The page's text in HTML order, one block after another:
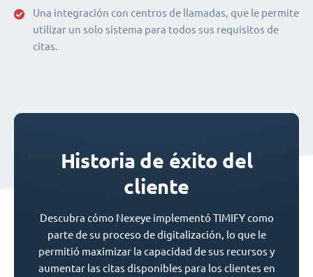
Una integración con centros de llamadas, que le permite
utilizar un solo sistema para todos sus requisitos de
citas.
Historia de éxito del
cliente
Descubra cómo Nexeye implementó TIMIFY como
parte de su proceso de digitalización, lo que le
permitió maximizar la capacidad de sus recursos y
aumentar las citas disponibles para los clientes en